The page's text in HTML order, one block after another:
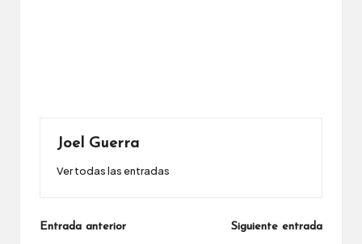
Joel Guerra
Ver todas las entradas
Navegación
Entrada anterior Siguiente entrada